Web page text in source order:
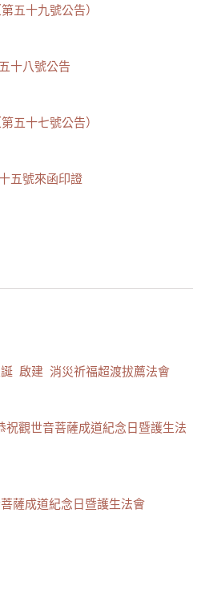
五十九號公告）
十八號公告
五十七號公告）
五號來函印證
啟建 消災祈福超渡拔薦法會
祝觀世音菩薩成道紀念日暨護生法
薩成道紀念日暨護生法會